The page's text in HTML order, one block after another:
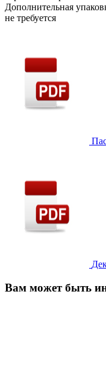
Дополнительная
не требуется
Вам может быть